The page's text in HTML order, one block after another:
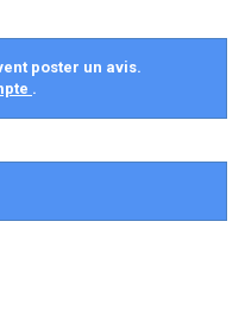
poster un avis.
.